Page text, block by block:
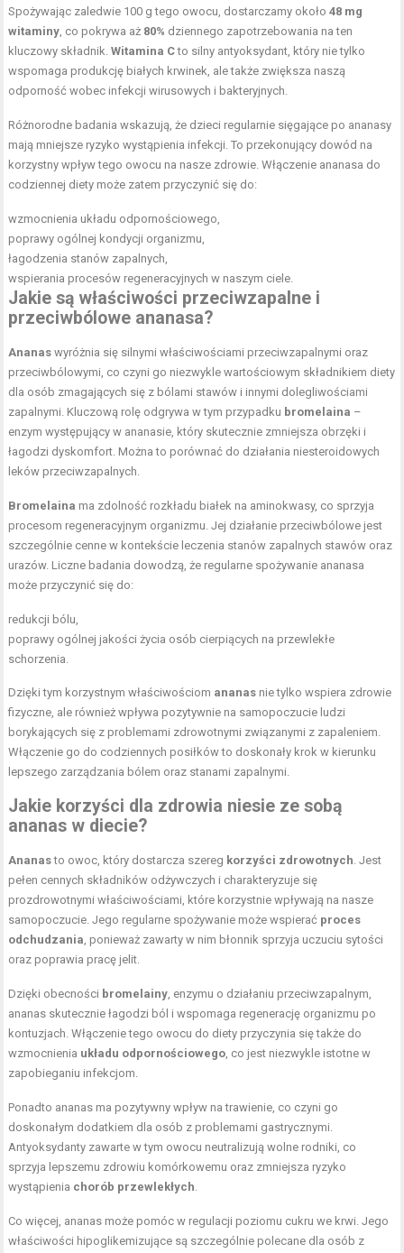
Spożywając zaledwie 100 g tego owocu, dostarczamy około48 mg
witaminy, co pokrywa aż 80% dziennego zapotrzebowania na ten
kluczowy składnik.Witamina Cto silny antyoksydant, który nie tylko
wspomaga produkcję białych krwinek, ale także zwiększa naszą
odporność wobec infekcji wirusowych i bakteryjnych.
Różnorodne badania wskazują, że dzieci regularnie sięgające po ananasy
mają mniejsze ryzyko wystąpienia infekcji. To przekonujący dowód na
korzystny wpływ tego owocu na nasze zdrowie. Włączenie ananasa do
codziennej diety może zatem przyczynić się do:
wzmocnienia układu odpornościowego,
poprawy ogólnej kondycji organizmu,
łagodzenia stanów zapalnych,
wspierania procesów regeneracyjnych w naszym ciele.
Jakie są właściwości przeciwzapalne i
przeciwbólowe ananasa?
Ananas wyróżnia się silnymi właściwościami przeciwzapalnymi oraz
przeciwbólowymi, co czyni go niezwykle wartościowym składnikiem diety
dla osób zmagających się z bólami stawów i innymi dolegliwościami
zapalnymi. Kluczową rolę odgrywa w tym przypadku bromelaina –
enzym występujący w ananasie, który skutecznie zmniejsza obrzęki i
łagodzi dyskomfort. Można to porównać do działania niesteroidowych
leków przeciwzapalnych.
Bromelaina ma zdolność rozkładu białek na aminokwasy, co sprzyja
procesom regeneracyjnym organizmu. Jej działanie przeciwbólowe jest
szczególnie cenne w kontekście leczenia stanów zapalnych stawów oraz
urazów. Liczne badania dowodzą, że regularne spożywanie ananasa
może przyczynić się do:
redukcji bólu,
poprawy ogólnej jakości życia osób cierpiących na przewlekłe
schorzenia.
Dzięki tym korzystnym właściwościom ananas nie tylko wspiera zdrowie
fizyczne, ale również wpływa pozytywnie na samopoczucie ludzi
borykających się z problemami zdrowotnymi związanymi z zapaleniem.
Włączenie go do codziennych posiłków to doskonały krok w kierunku
lepszego zarządzania bólem oraz stanami zapalnymi.
Jakie korzyści dla zdrowia niesie ze sobą
ananas w diecie?
Ananasto owoc, który dostarcza szereg korzyści zdrowotnych. Jest
pełen cennych składników odżywczych i charakteryzuje się
prozdrowotnymi właściwościami, które korzystnie wpływają na nasze
samopoczucie. Jego regularne spożywanie może wspierać proces
odchudzania, ponieważ zawarty w nim błonnik sprzyja uczuciu sytości
oraz poprawia pracę jelit.
Dzięki obecności bromelainy, enzymu o działaniu przeciwzapalnym,
ananas skutecznie łagodzi ból i wspomaga regenerację organizmu po
kontuzjach. Włączenie tego owocu do diety przyczynia się także do
wzmocnienia układu odpornościowego, co jest niezwykle istotne w
zapobieganiu infekcjom.
Ponadto ananas ma pozytywny wpływ na trawienie, co czyni go
doskonałym dodatkiem dla osób z problemami gastrycznymi.
Antyoksydanty zawarte w tym owocu neutralizują wolne rodniki, co
sprzyja lepszemu zdrowiu komórkowemu oraz zmniejsza ryzyko
wystąpienia chorób przewlekłych.
Co więcej, ananas może pomóc w regulacji poziomu cukru we krwi. Jego
właściwości hipoglikemizujące są szczególnie polecane dla osób z